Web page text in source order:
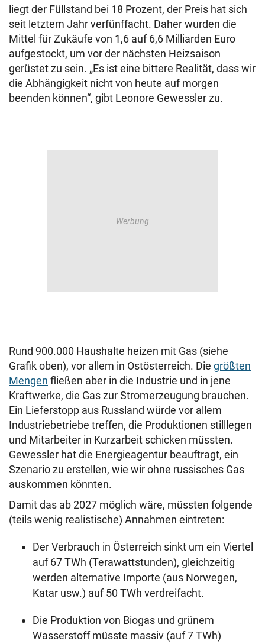
liegt der Füllstand bei 18 Prozent, der Preis hat sich
seit letztem Jahr verfünffacht. Daher wurden die
Mittel für Zukäufe von 1,6 auf 6,6 Milliarden Euro
aufgestockt, um vor der nächsten Heizsaison
gerüstet zu sein. „Es ist eine bittere Realität, dass wir
die Abhängigkeit nicht von heute auf morgen
beenden können“, gibt Leonore Gewessler zu.
Rund 900.000 Haushalte heizen mit Gas (siehe
Grafik oben), vor allem in Ostösterreich. Die größten
Mengen fließen aber in die Industrie und in jene
Kraftwerke, die Gas zur Stromerzeugung brauchen.
Ein Lieferstopp aus Russland würde vor allem
Industriebetriebe treffen, die Produktionen stilllegen
und Mitarbeiter in Kurzarbeit schicken müssten.
Gewessler hat die Energieagentur beauftragt, ein
Szenario zu erstellen, wie wir ohne russisches Gas
auskommen könnten.
Damit das ab 2027 möglich wäre, müssten folgende
(teils wenig realistische) Annahmen eintreten:
Der Verbrauch in Österreich sinkt um ein Viertel
auf 67 TWh (Terawattstunden), gleichzeitig
werden alternative Importe (aus Norwegen,
Katar usw.) auf 50 TWh verdreifacht.
Die Produktion von Biogas und grünem
Wasserstoff müsste massiv (auf 7 TWh)